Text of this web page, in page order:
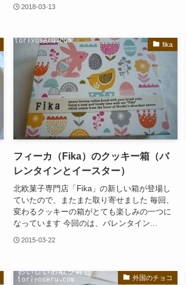
2018-03-13
fika
フィーカ（Fika）のクッキー箱（バ
レンタインとイースター）
北欧菓子専門店「Fika」の新しい箱が登場し
ていたので、またまた取り寄せました 毎回、
変わるクッキーの箱がとても楽しみの一つに
なっています 今回のは、バレンタイン...
2015-03-22
外国のチョコ